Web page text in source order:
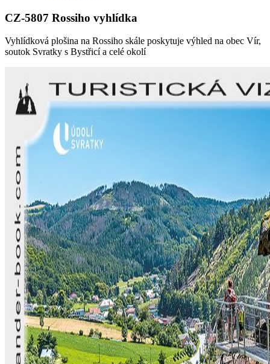
CZ-5807 Rossiho vyhlídka
Vyhlídková plošina na Rossiho skále poskytuje výhled na obec Vír,
soutok Svratky s Bystřicí a celé okolí